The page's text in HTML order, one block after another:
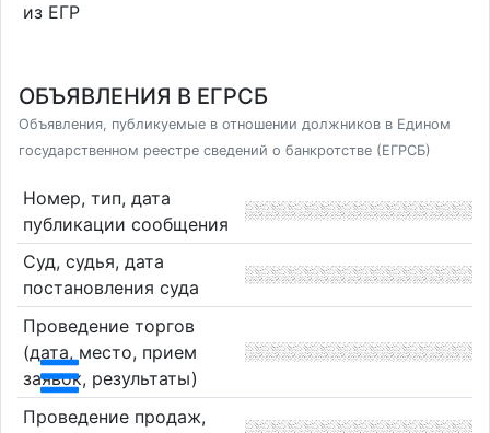
из ЕГР
ОБЪЯВЛЕНИЯ В ЕГРСБ
Объявления, публикуемые в отношении должников в Едином
государственном реестре сведений о банкротстве (ЕГРСБ)
Номер, тип, дата
публикации сообщения
Суд, судья, дата
постановления суда
Проведение торгов
(дата, место, прием
заявок, результаты)
Проведение продаж,